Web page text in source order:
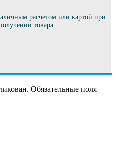
расчетом или картой при
товара.
Обязательные поля